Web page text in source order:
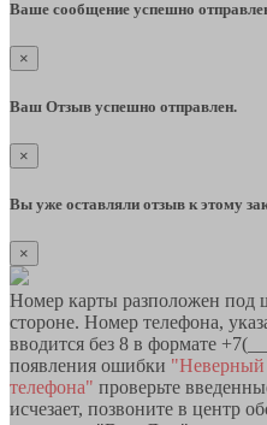
Ваше сообщение успешно
×
Ваш Отзыв успешно отправлен.
×
Вы уже оставляли отзыв к этому
×
Номер карты разположен под
стороне. Номер телефона,
вводится без 8 в формате
появления ошибки "Неверный
телефона" проверьте
исчезает, позвоните в центр